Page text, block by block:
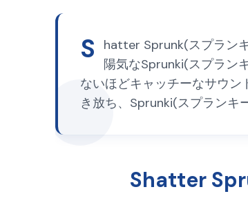
S
hatter Sprunk(スプラン
陽気なSprunki(スプラン
ないほどキャッチーなサウ
き放ち、Sprunki(スプランキ
Shatter